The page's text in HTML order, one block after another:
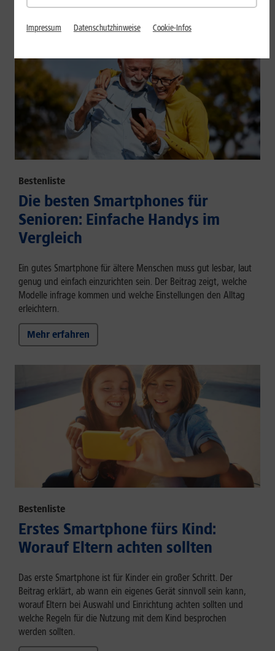
Mehr erfahren
Bestenliste
Die besten Smartphones für
Senioren: Einfache Handys im
Vergleich
Ein gutes Smartphone für ältere Menschen muss gut lesbar, laut
genug und einfach einzurichten sein. Der Beitrag zeigt, welche
Modelle infrage kommen und welche Einstellungen den Alltag
erleichtern.
Mehr erfahren
Bestenliste
Erstes Smartphone fürs Kind:
Worauf Eltern achten sollten
Das erste Smartphone ist für Kinder ein großer Schritt. Der
Beitrag erklärt, ab wann ein eigenes Gerät sinnvoll sein kann,
worauf Eltern bei Auswahl und Einrichtung achten sollten und
welche Regeln für die Nutzung mit dem Kind besprochen
werden sollten.
Impressum Datenschutzhinweise Cookie-Infos